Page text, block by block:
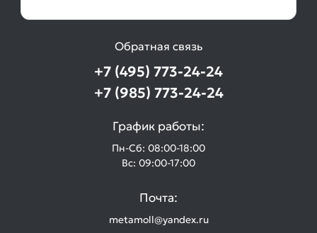
Обратная связь
+7 (495) 773-24-24
+7 (985) 773-24-24
График работы:
Пн-Сб: 08:00-18:00
Вс: 09:00-17:00
Почта:
metamoll@yandex.ru